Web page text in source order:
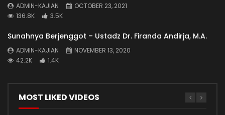
ADMIN-KAJIAN
OCTOBER 23, 2021
136.8K
3.5K
Sunahnya Berjenggot – Ustadz Dr. Firanda Andirja, M.A.
ADMIN-KAJIAN
NOVEMBER 13, 2020
42.2K
1.4K
MOST LIKED VIDEOS